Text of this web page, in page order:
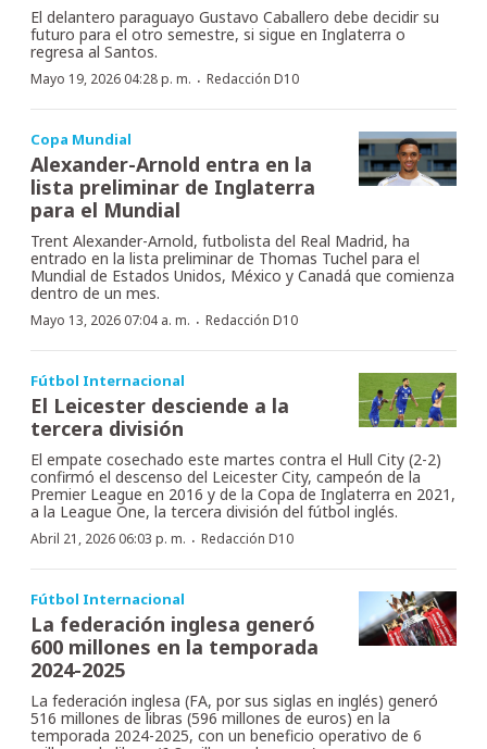
El delantero paraguayo Gustavo Caballero debe decidir su
futuro para el otro semestre, si sigue en Inglaterra o
regresa al Santos.
Mayo 19, 2026 04:28 p. m. · Redacción D10
Copa Mundial
Alexander-Arnold entra en la
lista preliminar de Inglaterra
para el Mundial
Trent Alexander-Arnold, futbolista del Real Madrid, ha
entrado en la lista preliminar de Thomas Tuchel para el
Mundial de Estados Unidos, México y Canadá que comienza
dentro de un mes.
Mayo 13, 2026 07:04 a. m. · Redacción D10
Fútbol Internacional
El Leicester desciende a la
tercera división
El empate cosechado este martes contra el Hull City (2-2)
confirmó el descenso del Leicester City, campeón de la
Premier League en 2016 y de la Copa de Inglaterra en 2021,
a la League One, la tercera división del fútbol inglés.
Abril 21, 2026 06:03 p. m. · Redacción D10
Fútbol Internacional
La federación inglesa generó
600 millones en la temporada
2024-2025
La federación inglesa (FA, por sus siglas en inglés) generó
516 millones de libras (596 millones de euros) en la
temporada 2024-2025, con un beneficio operativo de 6